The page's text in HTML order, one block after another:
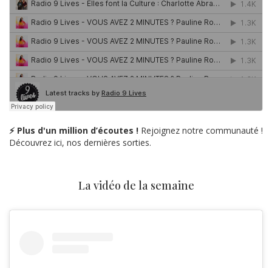
⚡ Plus d'un million d’écoutes ! Rejoignez notre communauté !
Découvrez ici, nos dernières sorties.
La vidéo de la semaine